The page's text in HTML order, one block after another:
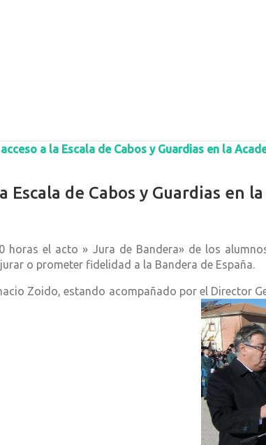
a la Escala de Cabos y Guardias en la
de Cabos y Guardias en
el acto » Jura de Bandera» de los
o prometer fidelidad a la Bandera de España.
Zoido, estando acompañado por el Director